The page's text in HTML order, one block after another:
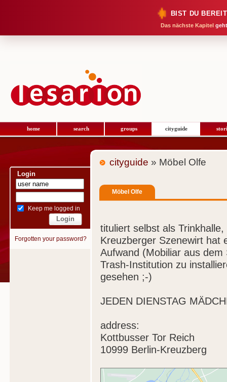
BIST DU
Das nächste Kapitel
home search groups cityguide
Login
Keep me logged in
Forgotten your password?
cityguide » Möbel Olfe
Möbel Olfe
tituliert selbst als
Kreuzberger Szenewirt hat
Aufwand (Mobiliar aus
Trash-Institution zu
gesehen ;-)
JEDEN DIENSTAG
address:
Kottbusser Tor Reich
10999 Berlin-Kreuzberg